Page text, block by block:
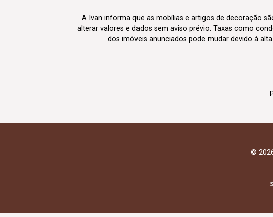
A Ivan informa que as mobílias e artigos de decoração
alterar valores e dados sem aviso prévio. Taxas como
dos imóveis anunciados pode mudar devido à
©